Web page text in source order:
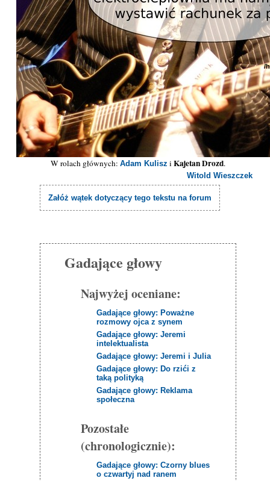
W rolach głównych: Adam Kulisz i Kajetan Drozd.
Witold Wieszczek
Załóż wątek dotyczący tego tekstu na forum
Gadające głowy
Najwyżej oceniane:
Gadające głowy: Poważne
rozmowy ojca z synem
Gadające głowy: Jeremi
intelektualista
Gadające głowy: Jeremi i Julia
Gadające głowy: Do rzići z
taką polityką
Gadające głowy: Reklama
społeczna
Pozostałe
(chronologicznie):
Gadające głowy: Czorny blues
o czwartyj nad ranem
/